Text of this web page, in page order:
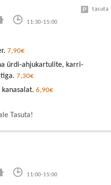
11:30-15:00
tasuta
7,90€
ürdi-ahjukartulite, karri-
7,30€
6,90€
Tasuta!
11:00-15:00